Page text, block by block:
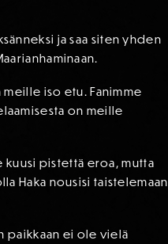
ja saa siten yhden
iso etu. Fanimme
on meille
kuusi pistettä eroa, mutta
Haka nousisi taistelemaan
paikkaan ei ole vielä